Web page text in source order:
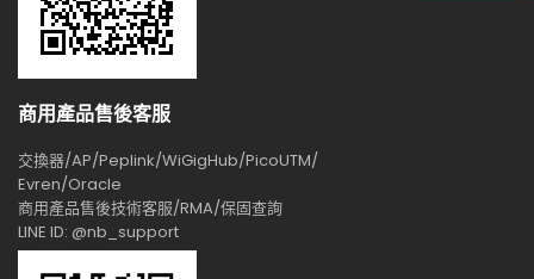
商用產品售後客服
交換器/AP/Peplink/WiGigHub/PicoUTM/
Evren/Oracle
商用產品售後技術客服/RMA/保固查詢
LINE ID: @nb_support